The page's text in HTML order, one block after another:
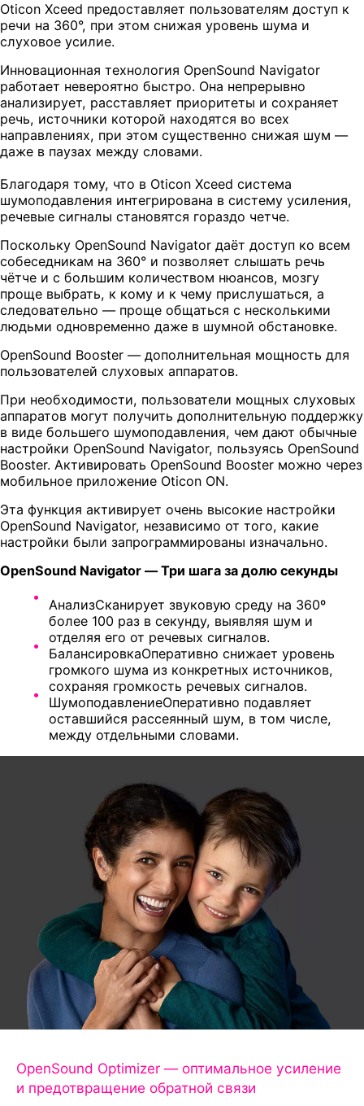
Oticon Xceed предоставляет пользователям доступ к
речи на 360°, при этом снижая уровень шума и
слуховое усилие.
Инновационная технология OpenSound Navigator
работает невероятно быстро. Она непрерывно
анализирует, расставляет приоритеты и сохраняет
речь, источники которой находятся во всех
направлениях, при этом существенно снижая шум —
даже в паузах между словами.
Благодаря тому, что в Oticon Xceed система
шумоподавления интегрирована в систему усиления,
речевые сигналы становятся гораздо четче.
Поскольку OpenSound Navigator даёт доступ ко всем
собеседникам на 360° и позволяет слышать речь
чётче и с большим количеством нюансов, мозгу
проще выбрать, к кому и к чему прислушаться, а
следовательно — проще общаться с несколькими
людьми одновременно даже в шумной обстановке.
OpenSound Booster — дополнительная мощность для
пользователей слуховых аппаратов.
При необходимости, пользователи мощных слуховых
аппаратов могут получить дополнительную поддержку
в виде большего шумоподавления, чем дают обычные
настройки OpenSound Navigator, пользуясь OpenSound
Booster. Активировать OpenSound Booster можно через
мобильное приложение Oticon ON.
Эта функция активирует очень высокие настройки
OpenSound Navigator, независимо от того, какие
настройки были запрограммированы изначально.
OpenSound Navigator — Три шага за долю секунды
АнализСканирует звуковую среду на 360º
более 100 раз в секунду, выявляя шум и
отделяя его от речевых сигналов.
БалансировкаОперативно снижает уровень
громкого шума из конкретных источников,
сохраняя громкость речевых сигналов.
ШумоподавлениеОперативно подавляет
оставшийся рассеянный шум, в том числе,
между отдельными словами.
OpenSound Optimizer — оптимальное усиление
и предотвращение обратной связи